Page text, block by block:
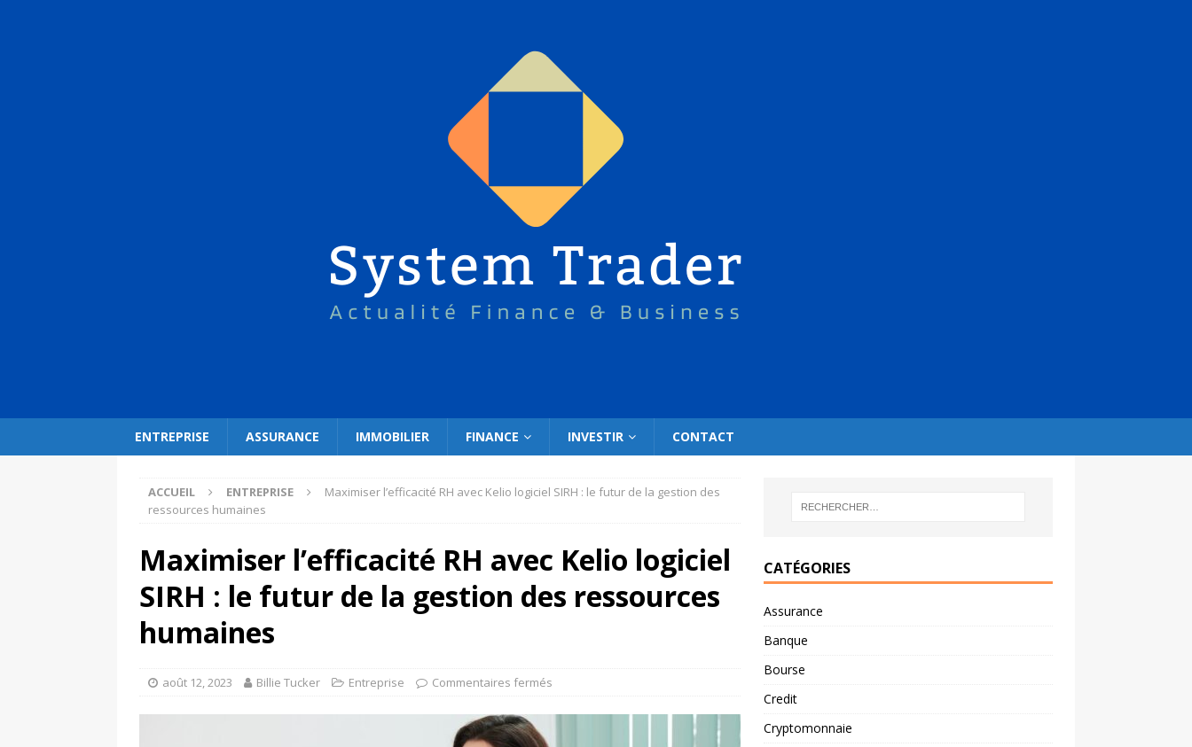
ENTREPRISE ASSURANCE IMMOBILIER FINANCE INVESTIR CONTACT
ACCUEIL ENTREPRISE
Maximiser l’efficacité RH avec Kelio logiciel SIRH : le futur de la gestion des
ressources humaines
Maximiser l’efficacité RH avec Kelio logiciel
SIRH : le futur de la gestion des ressources
humaines
août 12, 2023 Billie Tucker Entreprise Commentaires fermés
CATÉGORIES
Assurance
Banque
Bourse
Credit
Cryptomonnaie